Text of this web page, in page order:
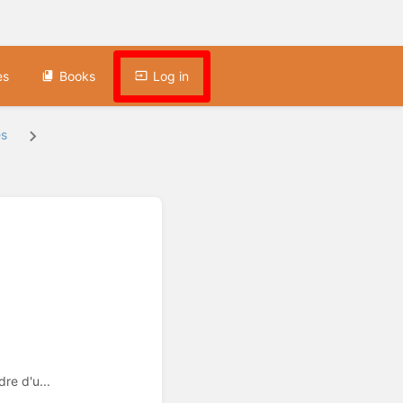
Books Log in
d'u...